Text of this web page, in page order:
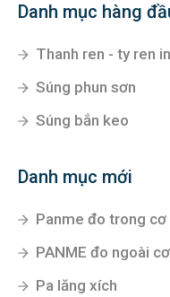
Danh mục hàng
Thanh ren - ty ren
Súng phun sơn
Súng bắn keo
Danh mục mới
Panme đo trong cơ
PANME đo ngoài
Pa lăng xích